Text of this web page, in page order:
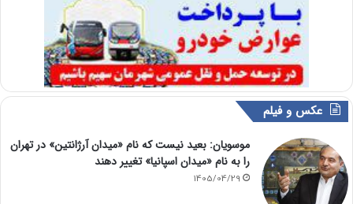
عکس و فیلم
موسویان: بعید نیست که نام «میدان آرژانتین» در تهران
را به نام «میدان اسپانیا» تغییر دهند
1405/04/29